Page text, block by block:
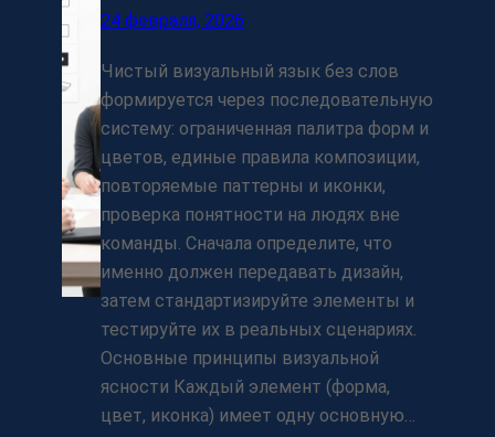
24 февраля, 2026
Чистый визуальный язык без слов
формируется через последовательную
систему: ограниченная палитра форм и
цветов, единые правила композиции,
повторяемые паттерны и иконки,
проверка понятности на людях вне
команды. Сначала определите, что
именно должен передавать дизайн,
затем стандартизируйте элементы и
тестируйте их в реальных сценариях.
Основные принципы визуальной
ясности Каждый элемент (форма,
цвет, иконка) имеет одну основную…